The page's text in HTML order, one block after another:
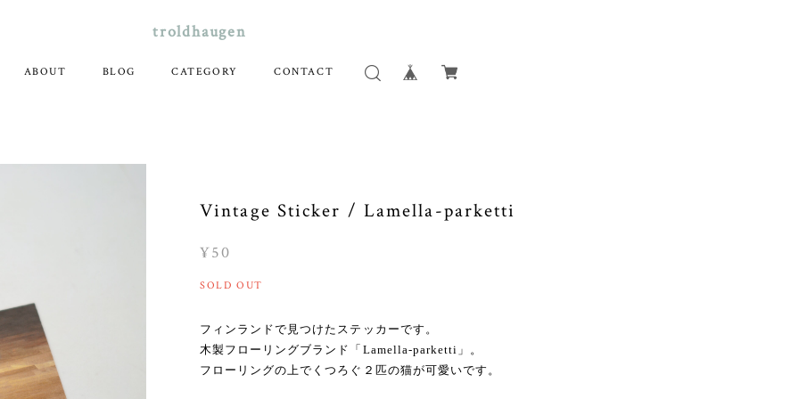
troldhaugen
ABOUT BLOG CATEGORY CONTACT
Vintage Sticker / Lamella-parketti
¥50
SOLD OUT
フィンランドで見つけたステッカーです。
木製フローリングブランド「Lamella-parketti」。
フローリングの上でくつろぐ２匹の猫が可愛いです。